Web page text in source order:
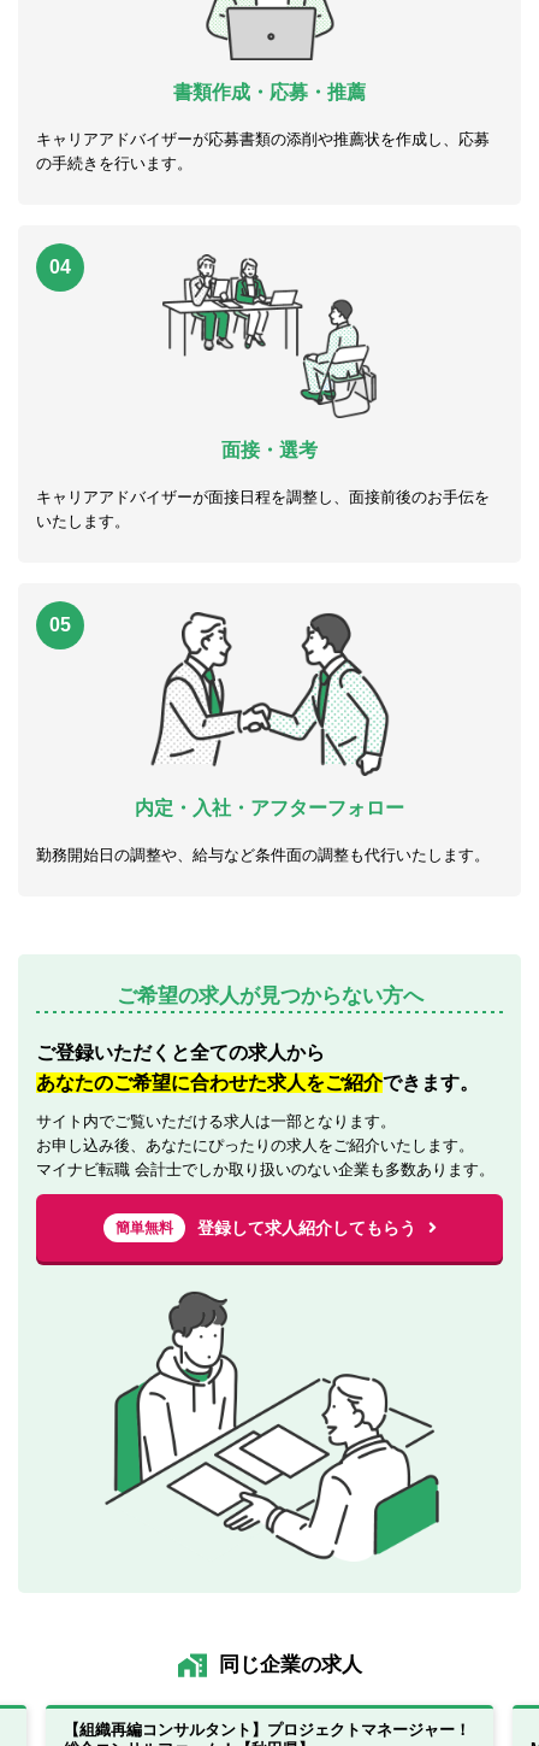
書類作成・応募・推薦
キャリアアドバイザーが応募書類の添削や推薦状を作成し、応募
の手続きを行います。
04
面接・選考
キャリアアドバイザーが面接日程を調整し、面接前後のお手伝を
いたします。
05
内定・入社・アフターフォロー
勤務開始日の調整や、給与など条件面の調整も代行いたします。
ご希望の求人が見つからない方へ
ご登録いただくと全ての求人から
あなたのご希望に合わせた求人をご紹介できます。
サイト内でご覧いただける求人は一部となります。
お申し込み後、あなたにぴったりの求人をご紹介いたします。
マイナビ転職 会計士でしか取り扱いのない企業も多数あります。
簡単無料 登録して求人紹介してもらう
同じ企業の求人
【組織再編コンサルタント】プロジェクトマネージャー！